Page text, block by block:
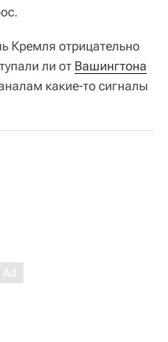
Кремля отрицательно
ли от Вашингтона
какие-то сигналы